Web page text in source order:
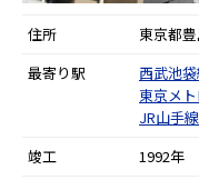
住所
東京都
最寄り駅
西武池
東京メ
JR山手線
竣工
1992年